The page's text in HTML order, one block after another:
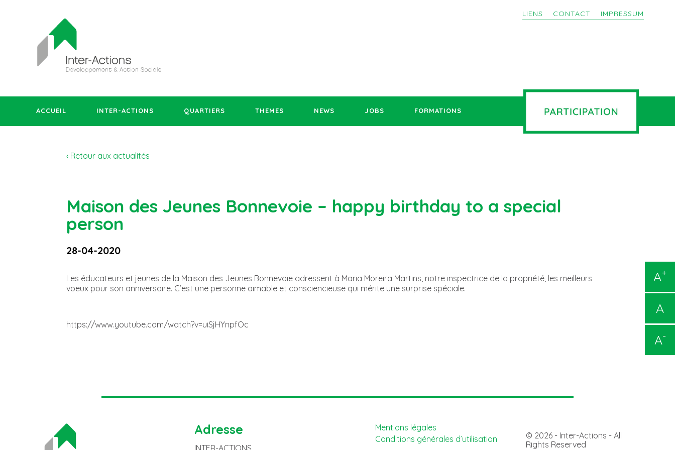
LIENS CONTACT IMPRESSUM
ACCUEIL INTER-ACTIONS QUARTIERS THEMES NEWS JOBS FORMATIONS
A+
A
A-
‹ Retour aux actualités
Maison des Jeunes Bonnevoie – happy birthday to a special
person
28-04-2020
Les éducateurs et jeunes de la Maison des Jeunes Bonnevoie adressent à Maria Moreira Martins, notre inspectrice de la propriété, les meilleurs
voeux pour son anniversaire. C’est une personne aimable et consciencieuse qui mérite une surprise spéciale.
https://www.youtube.com/watch?v=uiSjHYnpfOc
Adresse
INTER-ACTIONS
Mentions légales
Conditions générales d’utilisation
© 2026 - Inter-Actions - All
Rights Reserved